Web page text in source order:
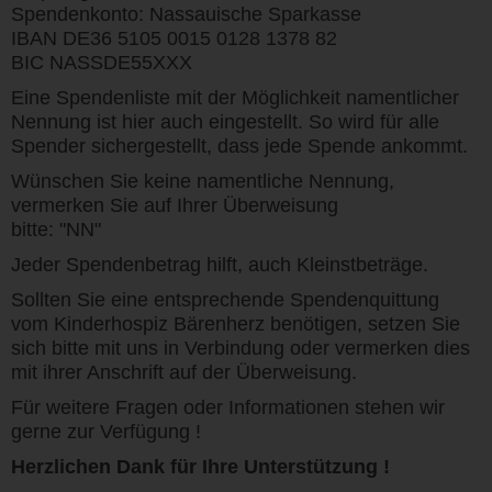
Spendenkonto: Nassauische Sparkasse
IBAN DE36 5105 0015 0128 1378 82
BIC NASSDE55XXX
Eine Spendenliste mit der Möglichkeit namentlicher
Nennung ist hier auch eingestellt. So wird für alle
Spender sichergestellt, dass jede Spende ankommt.
Wünschen Sie keine namentliche Nennung,
vermerken Sie auf Ihrer Überweisung
bitte: "NN"
Jeder Spendenbetrag hilft, auch Kleinstbeträge.
Sollten Sie eine entsprechende Spendenquittung
vom Kinderhospiz Bärenherz benötigen, setzen Sie
sich bitte mit uns in Verbindung oder vermerken dies
mit ihrer Anschrift auf der Überweisung.
Für weitere Fragen oder Informationen stehen wir
gerne zur Verfügung !
Herzlichen Dank für Ihre Unterstützung !